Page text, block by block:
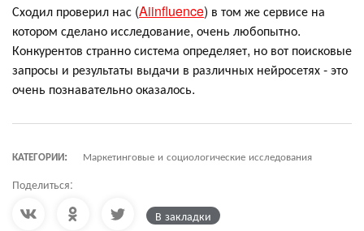
Сходил проверил нас (Aiinfluence) в том же сервисе на
котором сделано исследование, очень любопытно.
Конкурентов странно система определяет, но вот поисковые
запросы и результаты выдачи в различных нейросетях - это
очень познавательно оказалось.
КАТЕГОРИИ: Маркетинговые и социологические исследования
Поделиться:
В закладки